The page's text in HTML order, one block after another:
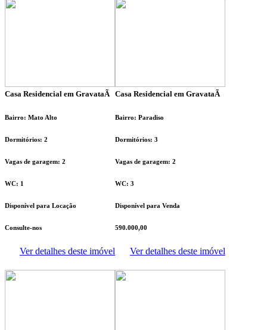
Casa Residencial em GravataÃ­
Bairro: Mato Alto
Dormitórios: 2
Vagas de garagem: 2
WC: 1
Disponível para Locação
Consulte-nos
Ver detalhes deste imóvel
Casa Residencial em GravataÃ­
Bairro: Paradiso
Dormitórios: 3
Vagas de garagem: 2
WC: 3
Disponível para Venda
590.000,00
Ver detalhes deste imóvel